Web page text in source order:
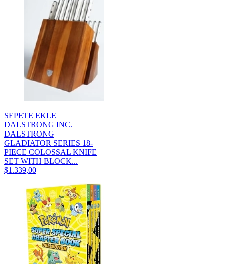
SEPETE EKLE
DALSTRONG INC.
DALSTRONG
GLADIATOR SERIES 18-
PIECE COLOSSAL KNIFE
SET WITH BLOCK...
$1.339,00